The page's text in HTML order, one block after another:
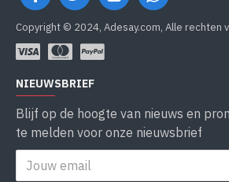
Copyright © 2024, Adesay.com, Alle rechten
NIEUWSBRIEF
Blijf op de hoogte van nieuws en
te melden voor onze nieuwsbrief